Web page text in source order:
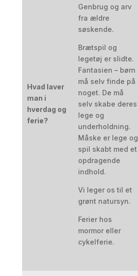
Hvad laver
man i
hverdag og
ferie?
Genbrug og arv
fra ældre
søskende.
Brætspil og
legetøj er slidte.
Fantasien – børn
må selv finde på
noget. De må
selv skabe deres
lege og
underholdning.
Måske er lege og
spil skabt med et
opdragende
indhold.
Vi leger os til et
grønt natursyn.
Ferier hos
mormor eller
cykelferie.